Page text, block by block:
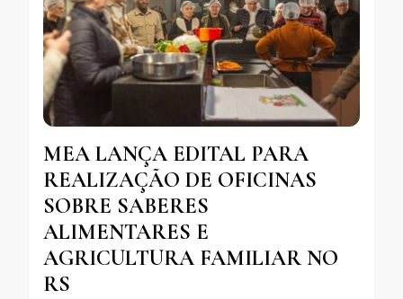
MEA LANÇA EDITAL PARA
REALIZAÇÃO DE OFICINAS
SOBRE SABERES
ALIMENTARES E
AGRICULTURA FAMILIAR NO
RS